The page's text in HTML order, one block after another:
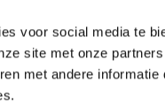
voor social media te
site met onze
met andere informatie
maattabel